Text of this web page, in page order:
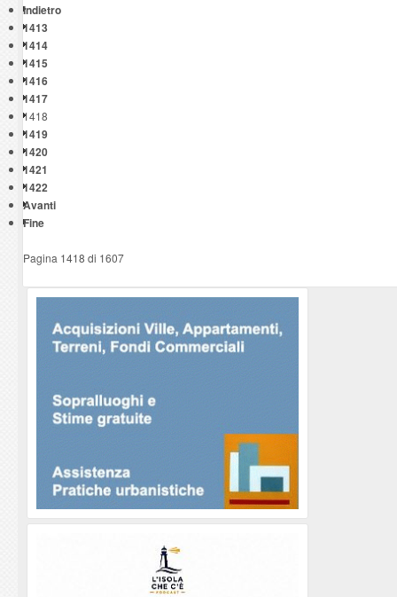
Indietro
1413
1414
1415
1416
1417
1418
1419
1420
1421
1422
Avanti
Fine
Pagina 1418 di 1607